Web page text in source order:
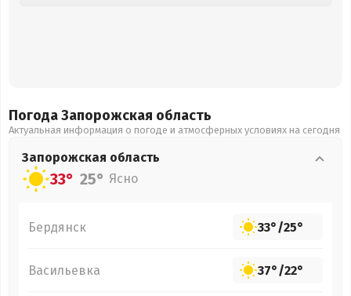
Погода Запорожская область
Актуальная информация о погоде и атмосферных условиях на сегодня
Запорожская область
33° 25° Ясно
Бердянск 33°/25°
Васильевка 37°/22°